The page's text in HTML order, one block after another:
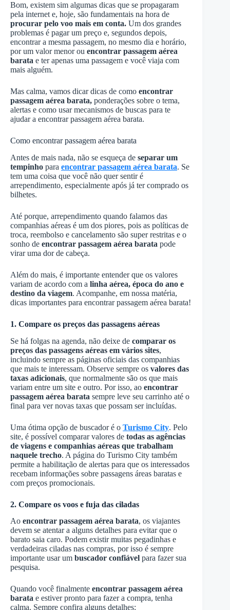
Bom, existem sim algumas dicas que se propagaram
pela internet e, hoje, são fundamentais na hora de
procurar pelo voo mais em conta. Um dos grandes
problemas é pagar um preço e, segundos depois,
encontrar a mesma passagem, no mesmo dia e horário,
por um valor menor ou encontrar passagem aérea
barata e ter apenas uma passagem e você viaja com
mais alguém.
Mas calma, vamos dicar dicas de como encontrar
passagem aérea barata, ponderações sobre o tema,
alertas e como usar mecanismos de buscas para te
ajudar a encontrar passagem aérea barata.
Como encontrar passagem aérea barata
Antes de mais nada, não se esqueça de separar um
tempinho para encontrar passagem aérea barata. Se
tem uma coisa que você não quer sentir é
arrependimento, especialmente após já ter comprado os
bilhetes.
Até porque, arrependimento quando falamos das
companhias aéreas é um dos piores, pois as políticas de
troca, reembolso e cancelamento são super restritas e o
sonho de encontrar passagem aérea barata pode
virar uma dor de cabeça.
Além do mais, é importante entender que os valores
variam de acordo com a linha aérea, época do ano e
destino da viagem. Acompanhe, em nossa matéria,
dicas importantes para encontrar passagem aérea barata!
1. Compare os preços das passagens aéreas
Se há folgas na agenda, não deixe de comparar os
preços das passagens aéreas em vários sites,
incluindo sempre as páginas oficiais das companhias
que mais te interessam. Observe sempre os valores das
taxas adicionais, que normalmente são os que mais
variam entre um site e outro. Por isso, ao encontrar
passagem aérea barata sempre leve seu carrinho até o
final para ver novas taxas que possam ser incluídas.
Uma ótima opção de buscador é o Turismo City. Pelo
site, é possível comparar valores de todas as agências
de viagens e companhias aéreas que trabalham
naquele trecho. A página do Turismo City também
permite a habilitação de alertas para que os interessados
recebam informações sobre passagens áreas baratas e
com preços promocionais.
2. Compare os voos e fuja das ciladas
Ao encontrar passagem aérea barata, os viajantes
devem se atentar a alguns detalhes para evitar que o
barato saia caro. Podem existir muitas pegadinhas e
verdadeiras ciladas nas compras, por isso é sempre
importante usar um buscador confiável para fazer sua
pesquisa.
Quando você finalmente encontrar passagem aérea
barata e estiver pronto para fazer a compra, tenha
calma. Sempre confira alguns detalhes: